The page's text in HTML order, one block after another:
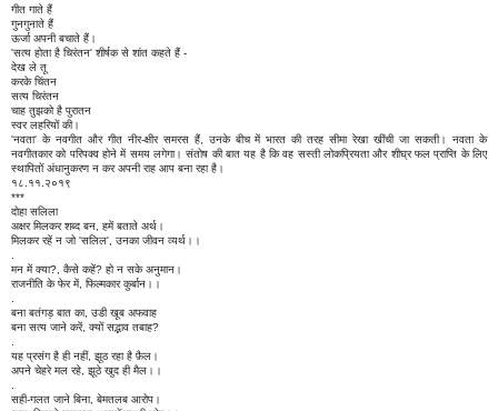
गीत गाते हैं
गुनगुनाते हैं
ऊर्जा अपनी बचाते हैं।
'सत्य होता है चिरंतन' शीर्षक से शांत कहते हैं -
देख ले तू
करके चिंतन
सत्य चिरंतन
चाह तुझको है पुरातन
स्वर लहरियों की।
'नवता' के नवगीत और गीत नीर-क्षीर समरस हैं, उनके बीच में भारत की तरह सीमा रेखा खींची जा सकती। नवता के
नवगीतकार को परिपक्व होने में समय लगेगा। संतोष की बात यह है कि वह सस्ती लोकप्रियता और शीघ्र फल प्राप्ति के लिए
स्थापितों अंधानुकरण न कर अपनी राह आप बना रहा है।
१८.११.२०१९
***
दोहा सलिला
अक्षर मिलकर शब्द बन, हमें बताते अर्थ।
मिलकर रहें न जो 'सलिल', उनका जीवन व्यर्थ।।
मन में क्या?, कैसे कहें? हो न सके अनुमान।
राजनीति के फेर में, फिल्मकार कुर्बान।।
बना बतंगड़ बात का, उडी खूब अफवाह
बना सत्य जाने करें, क्यों सद्भाव तबाह?
यह प्रसंग है ही नहीं, झूठ रहा है फ़ैल।
अपने चेहरे मल रहे, झूठे खुद ही मैल।।
सही-गलत जाने बिना, बेमतलब आरोप।